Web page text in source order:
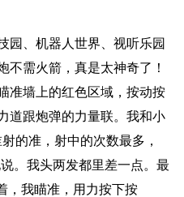
园、机器人世界、视听乐园
不需火箭，真是太神奇了！
准墙上的红色区域，按动按
道跟炮弹的力量联。我和小
的准，射中的次数最多，
。我头两发都里差一点。最
，我瞄准，用力按下按